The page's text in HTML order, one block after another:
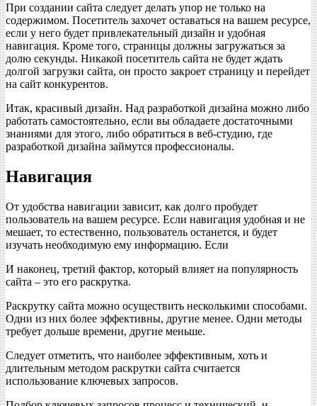
При создании сайта следует делать упор не только на
содержимом. Посетитель захочет оставаться на вашем ресурсе,
если у него будет привлекательный дизайн и удобная
навигация. Кроме того, страницы должны загружаться за
долю секунды. Никакой посетитель сайта не будет ждать
долгой загрузки сайта, он просто закроет страницу и перейдет
на сайт конкурентов.
Итак, красивый дизайн. Над разработкой дизайна можно либо
работать самостоятельно, если вы обладаете достаточными
знаниями для этого, либо обратиться в веб-студию, где
разработкой дизайна займутся профессионалы.
Навигация
От удобства навигации зависит, как долго пробудет
пользователь на вашем ресурсе. Если навигация удобная и не
мешает, то естественно, пользователь останется, и будет
изучать необходимую ему информацию. Если
И наконец, третий фактор, который влияет на популярность
сайта – это его раскрутка.
Раскрутку сайта можно осуществить несколькими способами.
Одни из них более эффективны, другие менее. Одни методы
требует дольше времени, другие меньше.
Следует отметить, что наиболее эффективным, хоть и
длительным методом раскрутки сайта считается
использование ключевых запросов.